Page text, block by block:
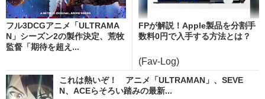
フル3DCGアニメ「ULTRAMA
N」シーズン2の製作決定、荒牧
監督「期待を超え...
FPが解説！Apple製品を分割手
数料0円で入手する方法とは？
(Fav-Log)
これは熱いぞ！ アニメ「ULTRAMAN」、SEVE
N、ACEらそろい踏みの最新...